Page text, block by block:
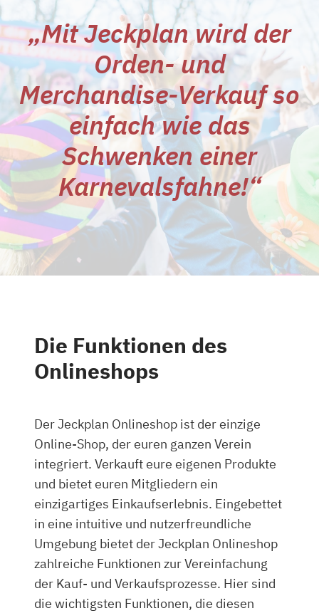
„Mit Jeckplan wird der
Orden- und
Merchandise-Verkauf so
einfach wie das
Schwenken einer
Karnevalsfahne!“
Die Funktionen des
Onlineshops
Der Jeckplan Onlineshop ist der einzige
Online-Shop, der euren ganzen Verein
integriert. Verkauft eure eigenen Produkte
und bietet euren Mitgliedern ein
einzigartiges Einkaufserlebnis. Eingebettet
in eine intuitive und nutzerfreundliche
Umgebung bietet der Jeckplan Onlineshop
zahlreiche Funktionen zur Vereinfachung
der Kauf- und Verkaufsprozesse. Hier sind
die wichtigsten Funktionen, die diesen